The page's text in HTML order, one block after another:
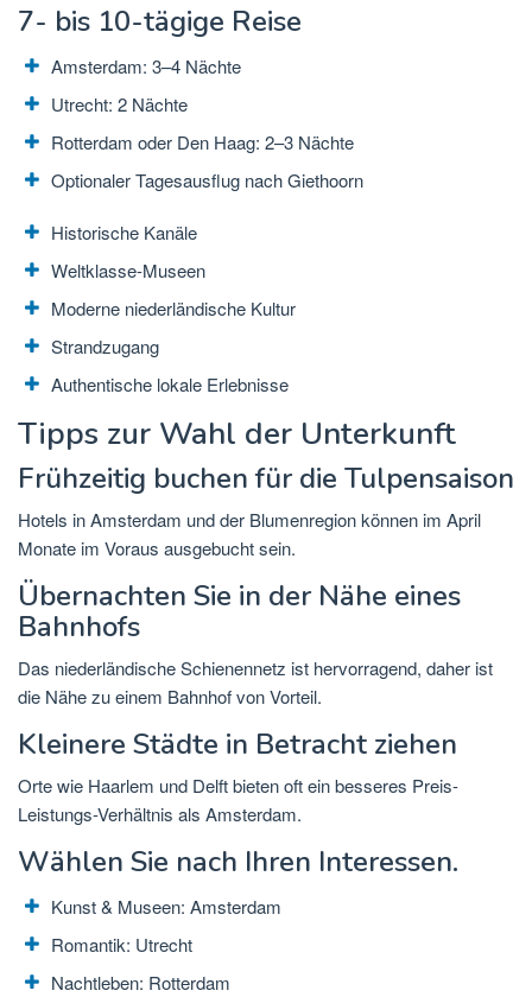
7- bis 10-tägige Reise
Amsterdam: 3–4 Nächte
Utrecht: 2 Nächte
Rotterdam oder Den Haag: 2–3 Nächte
Optionaler Tagesausflug nach Giethoorn
Historische Kanäle
Weltklasse-Museen
Moderne niederländische Kultur
Strandzugang
Authentische lokale Erlebnisse
Tipps zur Wahl der Unterkunft
Frühzeitig buchen für die Tulpensaison
Hotels in Amsterdam und der Blumenregion können im April
Monate im Voraus ausgebucht sein.
Übernachten Sie in der Nähe eines
Bahnhofs
Das niederländische Schienennetz ist hervorragend, daher ist
die Nähe zu einem Bahnhof von Vorteil.
Kleinere Städte in Betracht ziehen
Orte wie Haarlem und Delftbieten oft ein besseres Preis-
Leistungs-Verhältnis als Amsterdam.
Wählen Sie nach Ihren Interessen.
Kunst & Museen: Amsterdam
Romantik: Utrecht
Nachtleben: Rotterdam